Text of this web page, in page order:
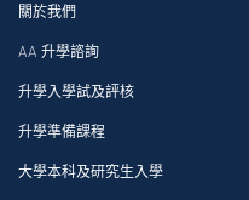
關於我們
AA 升學諮詢
升學入學試及評核
升學準備課程
大學本科及研究生入學